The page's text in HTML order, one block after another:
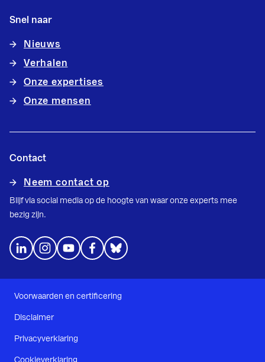
Snel naar
Nieuws
Verhalen
Onze expertises
Onze mensen
Contact
Neem contact op
Blijf via social media op de hoogte van waar onze experts mee
bezig zijn.
Voorwaarden en certificering
Disclaimer
Privacyverklaring
Cookieverklaring